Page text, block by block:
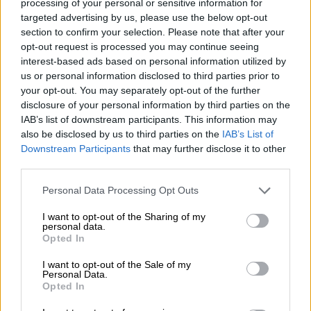
processing of your personal or sensitive information for
targeted advertising by us, please use the below opt-out
section to confirm your selection. Please note that after your
opt-out request is processed you may continue seeing
interest-based ads based on personal information utilized by
us or personal information disclosed to third parties prior to
your opt-out. You may separately opt-out of the further
disclosure of your personal information by third parties on the
IAB’s list of downstream participants. This information may
also be disclosed by us to third parties on the IAB’s List of
Downstream Participants that may further disclose it to other
Please note that this website/app uses one or more Google
not limited to your visit or usage behaviour. You may click to
grant or deny consent to Google and its third-party tags to
use your data for below specified purposes in below Google
consent section.
Personal Data Processing Opt Outs
I want to opt-out of the Sharing of my
personal data.
Opted In
I want to opt-out of the Sale of my
Personal Data.
Opted In
Ανάμεσα στις πρώτες αφίξεις καταγράφηκαν
η Όπρα Γουίνφρεϊ, η Ιβάνκα Τραμπ με την
οικογένειά της, η σχεδιάστρια Ντάιαν φον
Φίρστενμπεργκ με τον σύζυγό της Μπάρι
Ντίλερ, ο Τομ Μπρέιντι, καθώς και η
«δυναστεία» των Καρντάσιαν, με την Κρις,
την Κιμ και την Κλόε να δίνουν το «παρών»
Παρόντες είναι και ο Ορλάντο Μπλουμ, ο
σχεδιαστής Ντομένικο Ντόλτσε, ενώ
αναμένονται ακόμα οι
Λεονάρντο Ντι
Κάπριο, Μικ Τζάγκερ, Κέιτι Πέρι, Μπιλ
Γκέιτς και Ρόμπερτ Πάτινσον.
Venice, Italy, with mom Kris Jenner
ahead of the wedding of Amazon and
Blue Origin founder Jeff Bezos and